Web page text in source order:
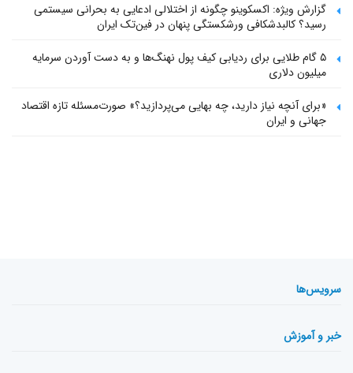
گزارش ویژه: اکسکوینو چگونه از اختلالی ادعایی به بحرانی سیستمی
رسید؟ کالبدشکافی ورشکستگی پنهان در فین‌تک ایران
۵ گام طلایی برای ردیابی کیف پول‌ نهنگ‌ها و به دست آوردن سرمایه
میلیون دلاری
«برای آنچه نیاز دارید، چه بهایی می‌پردازید؟» صورت‌مسئله تازه اقتصاد
جهانی و ایران
سرویس‌ها
خبر و آموزش